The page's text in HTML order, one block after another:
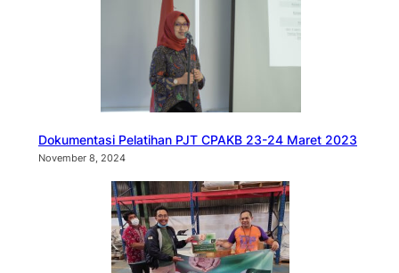
Dokumentasi Pelatihan PJT CPAKB 23-24 Maret 2023
November 8, 2024